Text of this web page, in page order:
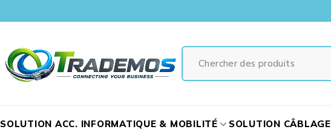
SOLUTION ACC. INFORMATIQUE & MOBILITÉ SOLUTION CÂBLAGE